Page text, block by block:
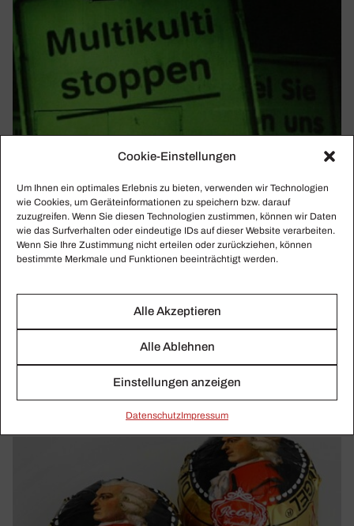
Cookie-Einstellungen
Um Ihnen ein optimales Erlebnis zu bieten, verwenden wir Technologien
wie Cookies, um Geräteinformationen zu speichern bzw. darauf
zuzugreifen. Wenn Sie diesen Technologien zustimmen, können wir Daten
wie das Surfverhalten oder eindeutige IDs auf dieser Website verarbeiten.
Wenn Sie Ihre Zustimmung nicht erteilen oder zurückziehen, können
bestimmte Merkmale und Funktionen beeinträchtigt werden.
Alle Akzeptieren
Alle Ablehnen
Einstellungen anzeigen
Daten­schutzImpressum
KLASSIKWOCHE 11/2020
Oster-Schlamm­schlacht und Theater-Angriff